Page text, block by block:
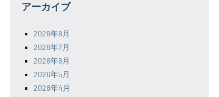
アーカイブ
2026年8月
2026年7月
2026年6月
2026年5月
2026年4月